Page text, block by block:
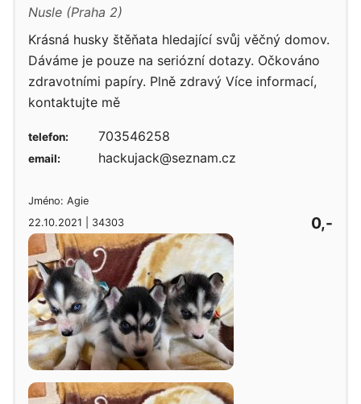
Nusle (Praha 2)
Krásná husky štěňata hledající svůj věčný domov.
Dáváme je pouze na seriózní dotazy. Očkováno
zdravotními papíry. Plně zdravý Více informací,
kontaktujte mě
Jméno: Agie
22.10.2021 | 34303
0,-
telefon: 703546258
email: hackujack@seznam.cz